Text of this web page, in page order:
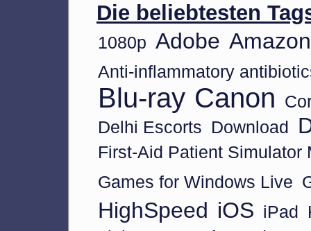
Die beliebtesten
1080p Adobe Amazon
Anti-inflammatory
Blu-ray Canon
Delhi Escorts Download
First-Aid Patient Simulator
Games for Windows Live
HighSpeed iOS iPad